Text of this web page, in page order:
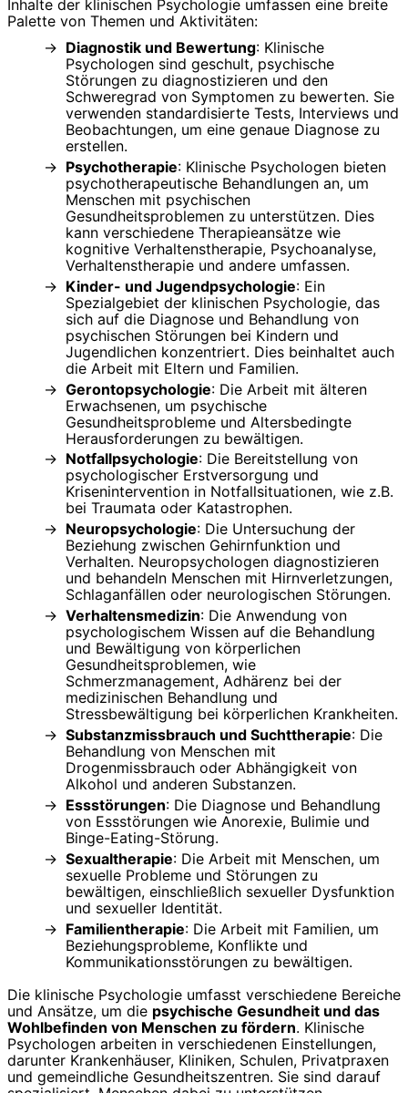
Inhalte der klinischen Psychologie umfassen eine breite
Palette von Themen und Aktivitäten:
Diagnostik und Bewertung: Klinische
Psychologen sind geschult, psychische
Störungen zu diagnostizieren und den
Schweregrad von Symptomen zu bewerten. Sie
verwenden standardisierte Tests, Interviews und
Beobachtungen, um eine genaue Diagnose zu
erstellen.
Psychotherapie: Klinische Psychologen bieten
psychotherapeutische Behandlungen an, um
Menschen mit psychischen
Gesundheitsproblemen zu unterstützen. Dies
kann verschiedene Therapieansätze wie
kognitive Verhaltenstherapie, Psychoanalyse,
Verhaltenstherapie und andere umfassen.
Kinder- und Jugendpsychologie: Ein
Spezialgebiet der klinischen Psychologie, das
sich auf die Diagnose und Behandlung von
psychischen Störungen bei Kindern und
Jugendlichen konzentriert. Dies beinhaltet auch
die Arbeit mit Eltern und Familien.
Gerontopsychologie: Die Arbeit mit älteren
Erwachsenen, um psychische
Gesundheitsprobleme und Altersbedingte
Herausforderungen zu bewältigen.
Notfallpsychologie: Die Bereitstellung von
psychologischer Erstversorgung und
Krisenintervention in Notfallsituationen, wie z.B.
bei Traumata oder Katastrophen.
Neuropsychologie: Die Untersuchung der
Beziehung zwischen Gehirnfunktion und
Verhalten. Neuropsychologen diagnostizieren
und behandeln Menschen mit Hirnverletzungen,
Schlaganfällen oder neurologischen Störungen.
Verhaltensmedizin: Die Anwendung von
psychologischem Wissen auf die Behandlung
und Bewältigung von körperlichen
Gesundheitsproblemen, wie
Schmerzmanagement, Adhärenz bei der
medizinischen Behandlung und
Stressbewältigung bei körperlichen Krankheiten.
Substanzmissbrauch und Suchttherapie: Die
Behandlung von Menschen mit
Drogenmissbrauch oder Abhängigkeit von
Alkohol und anderen Substanzen.
Essstörungen: Die Diagnose und Behandlung
von Essstörungen wie Anorexie, Bulimie und
Binge-Eating-Störung.
Sexualtherapie: Die Arbeit mit Menschen, um
sexuelle Probleme und Störungen zu
bewältigen, einschließlich sexueller Dysfunktion
und sexueller Identität.
Familientherapie: Die Arbeit mit Familien, um
Beziehungsprobleme, Konflikte und
Kommunikationsstörungen zu bewältigen.
Die klinische Psychologie umfasst verschiedene Bereiche
und Ansätze, um die psychische Gesundheit und das
Wohlbefinden von Menschen zu fördern. Klinische
Psychologen arbeiten in verschiedenen Einstellungen,
darunter Krankenhäuser, Kliniken, Schulen, Privatpraxen
und gemeindliche Gesundheitszentren. Sie sind darauf